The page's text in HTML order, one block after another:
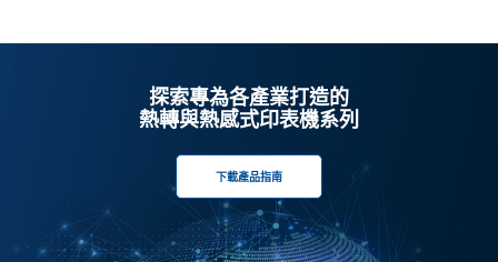
探索專為各產業打造的
熱轉與熱感式印表機系列
下載產品指南